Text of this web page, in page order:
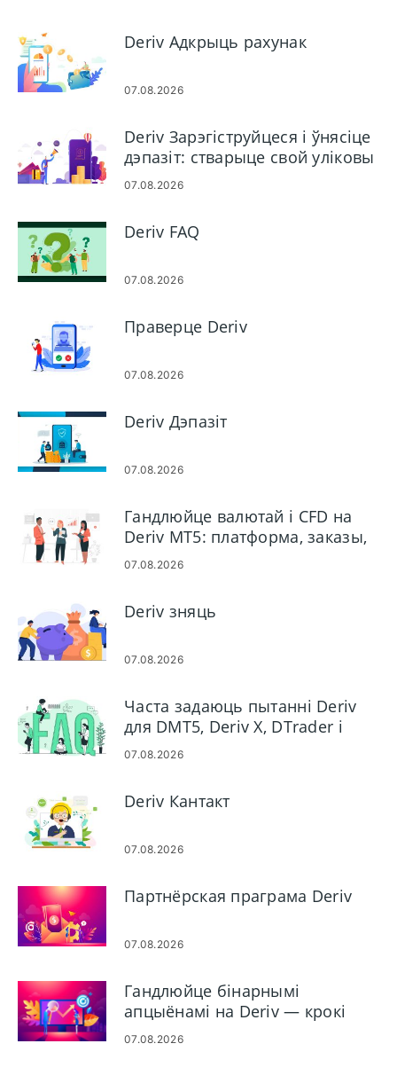
Deriv Адкрыць рахунак
07.08.2026
Deriv Зарэгіструйцеся і ўнясіце
дэпазіт: стварыце свой уліковы
запіс і папоўніце яго
07.08.2026
Deriv FAQ
07.08.2026
Праверце Deriv
07.08.2026
Deriv Дэпазіт
07.08.2026
Гандлюйце валютай і CFD на
Deriv MT5: платформа, заказы,
рызыка
07.08.2026
Deriv зняць
07.08.2026
Часта задаюць пытанні Deriv
для DMT5, Deriv X, DTrader і
DBot
07.08.2026
Deriv Кантакт
07.08.2026
Партнёрская праграма Deriv
07.08.2026
Гандлюйце бінарнымі
апцыёнамі на Deriv — крокі
платформы і тыпы заказаў
07.08.2026